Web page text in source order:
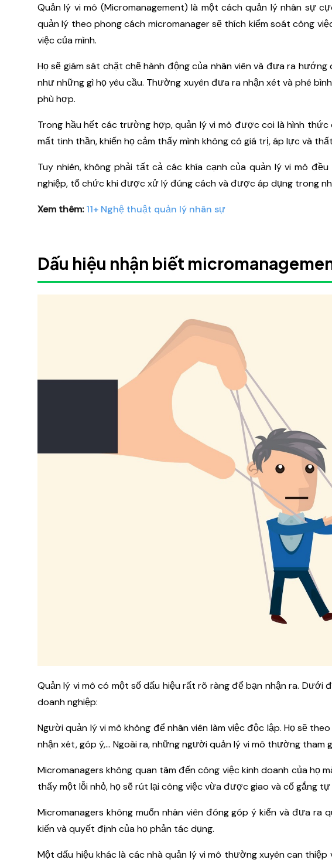
Quản lý vi mô (Micromanagement) là một cách quản lý nhân sự
quản lý theo phong cách micromanager sẽ thích kiểm soát công
việc của mình.
Họ sẽ giám sát chặt chẽ hành động của nhân viên và đưa ra
như những gì họ yêu cầu. Thường xuyên đưa ra nhận xét và phê
phù hợp.
Trong hầu hết các trường hợp, quản lý vi mô được coi là hình thức
mất tinh thần, khiến họ cảm thấy mình không có giá trị, áp lực và
Tuy nhiên, không phải tất cả các khía cạnh của quản lý vi mô
nghiệp, tổ chức khi được xử lý đúng cách và được áp dụng trong
Xem thêm: 11+ Nghệ thuật quản lý nhân sự
Dấu hiệu nhận biết
Quản lý vi mô có một số dấu hiệu rất rõ ràng để bạn nhận ra. Dưới
doanh nghiệp:
Người quản lý vi mô không để nhân viên làm việc độc lập. Họ sẽ
nhận xét, góp ý,… Ngoài ra, những người quản lý vi mô thường tham
Micromanagers không quan tâm đến công việc kinh doanh của họ
thấy một lỗi nhỏ, họ sẽ rút lại công việc vừa được giao và cố gắng tự
Micromanagers không muốn nhân viên đóng góp ý kiến và đưa
kiến và quyết định của họ phản tác dụng.
Một dấu hiệu khác là các nhà quản lý vi mô thường xuyên can